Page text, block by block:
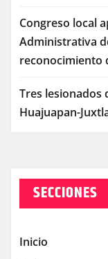
Congreso local
Administrativa
reconocimiento
Tres lesionados
Huajuapan-
SECCIONES
Inicio